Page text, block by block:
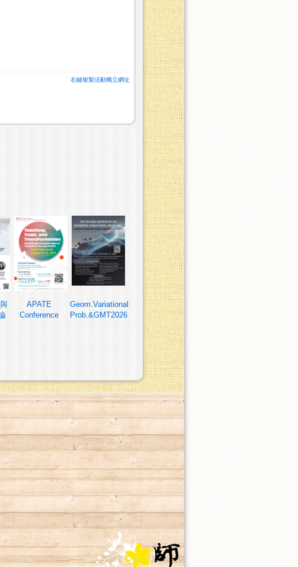
右鍵複製活動獨立網址
APATE
Conference
Geom.Variational
Prob.&GMT2026